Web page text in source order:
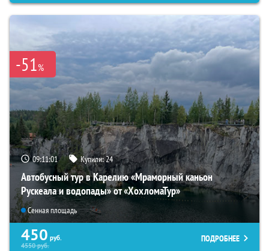
-51%
09:11:00 Купили:24
Автобусный тур в Карелию «Мраморный каньон
Рускеала и водопады» от «ХохломаТур»
Сенная площадь
450 руб.
4550руб.
ПОДРОБНЕЕ